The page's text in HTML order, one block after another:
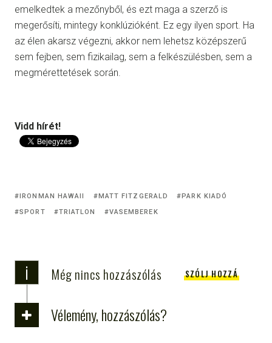
emelkedtek a mezőnyből, és ezt maga a szerző is
megerősíti, mintegy konklúzióként. Ez egy ilyen sport. Ha
az élen akarsz végezni, akkor nem lehetsz középszerű
sem fejben, sem fizikailag, sem a felkészülésben, sem a
megmérettetések során.
Vidd hírét!
IRONMAN HAWAII MATT FITZGERALD
PARK KIADÓ
SPORT
TRIATLON VASEMBEREK
i Még nincs hozzászólás SZÓLJ HOZZÁ
Vélemény, hozzászólás?